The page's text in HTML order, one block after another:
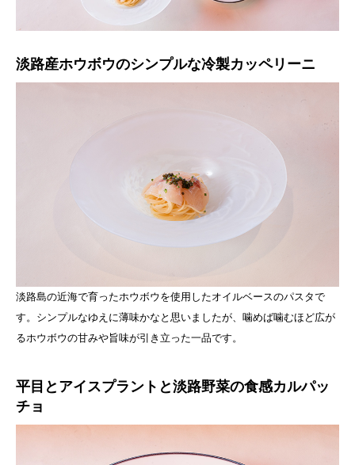
淡路産ホウボウのシンプルな冷製カッペリーニ
淡路島の近海で育ったホウボウを使用したオイルベースのパスタで
す。シンプルなゆえに薄味かなと思いましたが、噛めば噛むほど広が
るホウボウの甘みや旨味が引き立った一品です。
平目とアイスプラントと淡路野菜の食感カルパッ
チョ